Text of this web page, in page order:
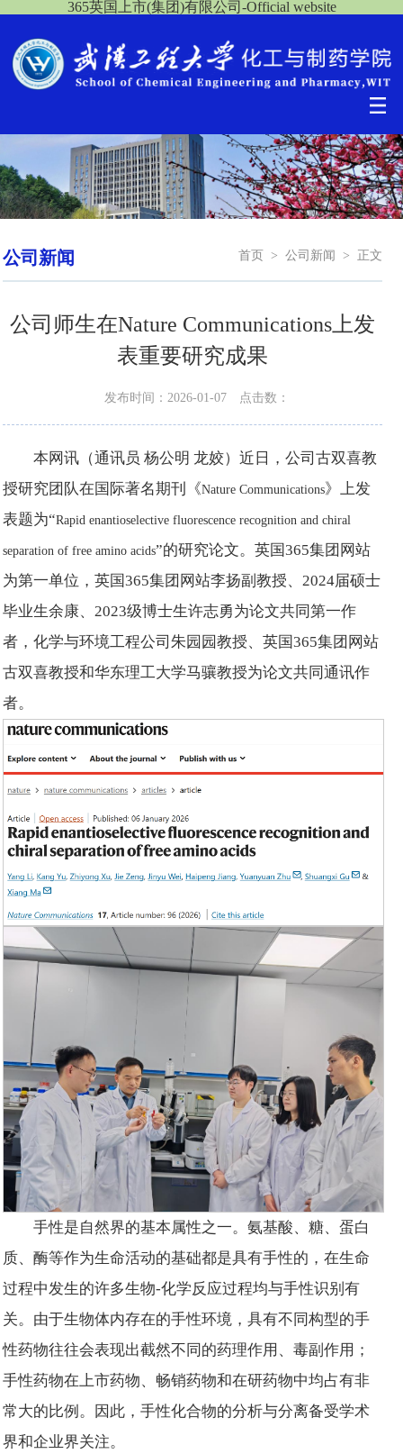
365英国上市(集团)有限公司-Official website
公司新闻 首页 > 公司新闻 > 正文
公司师生在Nature Communications上发
表重要研究成果
发布时间：2026-01-07 点击数：
本网讯（通讯员 杨公明 龙姣）近日，公司古双喜教
授研究团队在国际著名期刊《Nature Communications》上发
表题为“Rapid enantioselective fluorescence recognition and chiral
separation of free amino acids”的研究论文。英国365集团网站
为第一单位，英国365集团网站李扬副教授、2024届硕士
毕业生余康、2023级博士生许志勇为论文共同第一作
者，化学与环境工程公司朱园园教授、英国365集团网站
古双喜教授和华东理工大学马骧教授为论文共同通讯作
者。
手性是自然界的基本属性之一。氨基酸、糖、蛋白
质、酶等作为生命活动的基础都是具有手性的，在生命
过程中发生的许多生物-化学反应过程均与手性识别有
关。由于生物体内存在的手性环境，具有不同构型的手
性药物往往会表现出截然不同的药理作用、毒副作用；
手性药物在上市药物、畅销药物和在研药物中均占有非
常大的比例。因此，手性化合物的分析与分离备受学术
界和企业界关注。